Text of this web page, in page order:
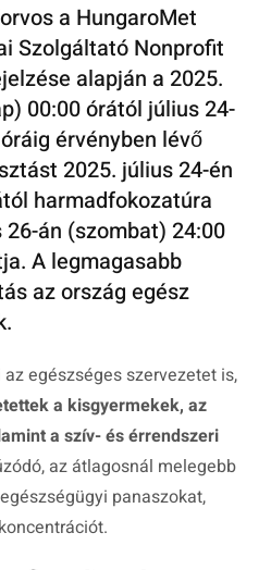
a HungaroMet
Szolgáltató Nonprofit
alapján a 2025.
00:00 órától július 24-
érvényben lévő
2025. július 24-én
harmadfokozatúra
án (szombat) 24:00
A legmagasabb
az ország egész
egészséges szervezetet is,
a kisgyermekek, az
a szív- és érrendszeri
az átlagosnál melegebb
panaszokat,